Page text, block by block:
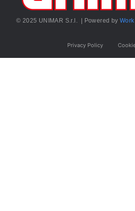
© 2025 UNIMAR S.r.l. | Powered by
Privacy Policy